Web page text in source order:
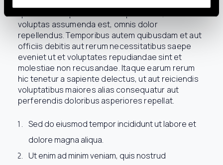
quod maxime placeat facere possimus, omnis
voluptas assumenda est, omnis dolor
repellendus. Temporibus autem quibusdam et aut
officiis debitis aut rerum necessitatibus saepe
eveniet ut et voluptates repudiandae sint et
molestiae non recusandae. Itaque earum rerum
hic tenetur a sapiente delectus, ut aut reiciendis
voluptatibus maiores alias consequatur aut
perferendis doloribus asperiores repellat.
Sed do eiusmod tempor incididunt ut labore et
dolore magna aliqua.
Ut enim ad minim veniam, quis nostrud